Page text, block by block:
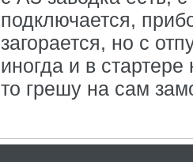
подключается,
загорается, но с
иногда и в
то грешу на сам